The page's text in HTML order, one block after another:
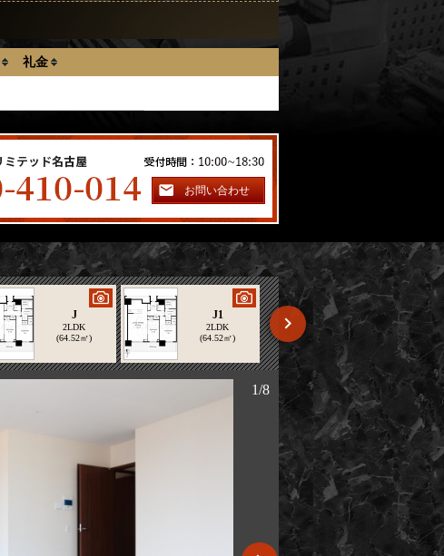
礼金
お問い合わせ
J
2LDK
(64.52㎡)
J1
2LDK
(64.52㎡)
2LDK
1/8 B type